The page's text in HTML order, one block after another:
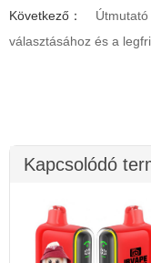
Következő：
választásához és a
Kapcsolódó